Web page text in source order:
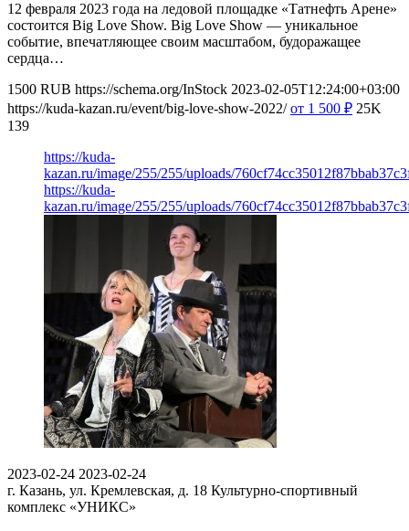
12 февраля 2023 года на ледовой площадке «Татнефть Арене»
состоится Big Love Show. Big Love Show — уникальное
событие, впечатляющее своим масштабом, будоражащее
сердца…
1500 RUB https://schema.org/InStock 2023-02-05T12:24:00+03:00
https://kuda-kazan.ru/event/big-love-show-2022/ от 1 500 ₽ 25K
139
https://kuda-
kazan.ru/image/255/255/uploads/
https://kuda-
kazan.ru/image/255/255/uploads/
2023-02-24 2023-02-24
г. Казань, ул. Кремлевская, д. 18 Культурно-спортивный
комплекс «УНИКС»